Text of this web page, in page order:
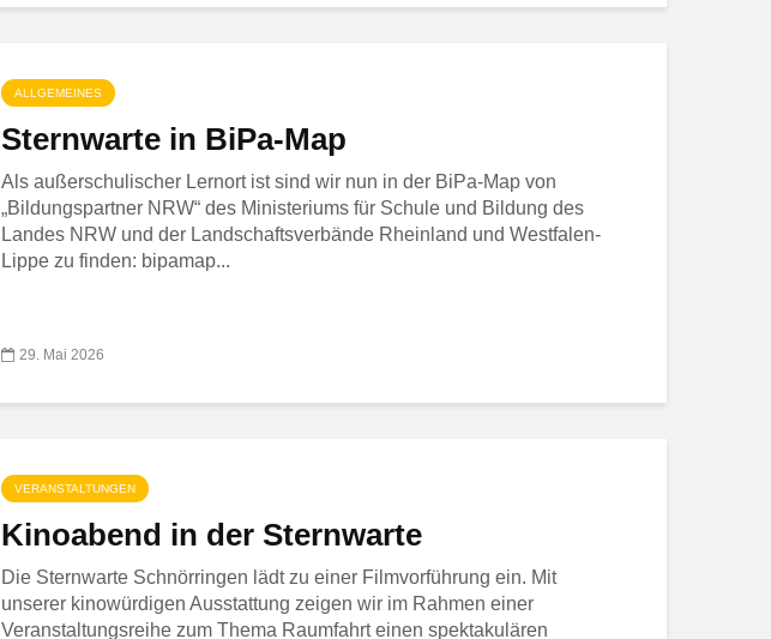
ALLGEMEINES
Sternwarte in BiPa-Map
Als außerschulischer Lernort ist sind wir nun in der BiPa-Map von
„Bildungspartner NRW“ des Ministeriums für Schule und Bildung des
Landes NRW und der Landschaftsverbände Rheinland und Westfalen-
Lippe zu finden: bipamap...
29. Mai 2026
VERANSTALTUNGEN
Kinoabend in der Sternwarte
Die Sternwarte Schnörringen lädt zu einer Filmvorführung ein. Mit
unserer kinowürdigen Ausstattung zeigen wir im Rahmen einer
Veranstaltungsreihe zum Thema Raumfahrt einen spektakulären